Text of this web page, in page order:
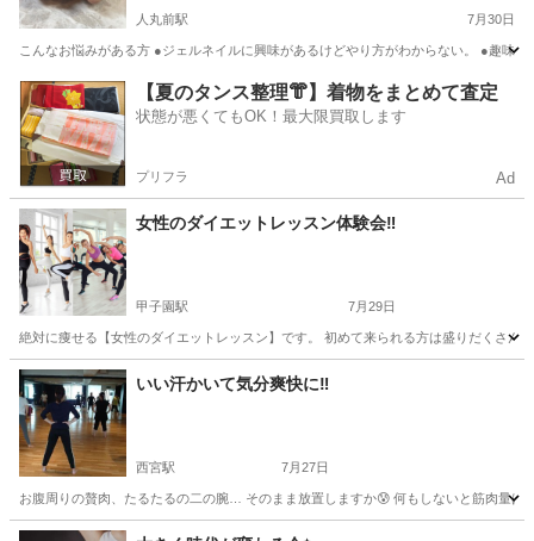
人丸前駅 7月30日
こんなお悩みがある方 ●ジェルネイルに興味があるけどやり方がわからない。 ●趣味
兵庫 神戸市 人丸前駅 ジェルネイル セルフ
【夏のタンス整理👘】着物をまとめて査定
状態が悪くてもOK！最大限買取します
プリフラ Ad
女性のダイエットレッスン体験会‼️
甲子園駅 7月29日
絶対に痩せる【女性のダイエットレッスン】です。 初めて来られる方は盛りだくさ
兵庫 西宮市 甲子園駅 その他
いい汗かいて気分爽快に‼️
西宮駅 7月27日
お腹周りの贅肉、たるたるの二の腕… そのまま放置しますか😰 何もしないと筋肉量
兵庫 西宮市 西宮駅 美容健康 レッスン